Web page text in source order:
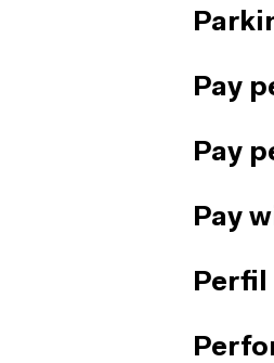
Pay
Pay
Pay
Perfil